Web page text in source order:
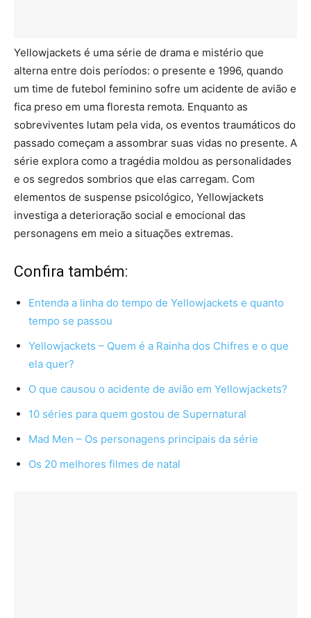
Yellowjackets é uma série de drama e mistério que
alterna entre dois períodos: o presente e 1996, quando
um time de futebol feminino sofre um acidente de avião e
fica preso em uma floresta remota. Enquanto as
sobreviventes lutam pela vida, os eventos traumáticos do
passado começam a assombrar suas vidas no presente. A
série explora como a tragédia moldou as personalidades
e os segredos sombrios que elas carregam. Com
elementos de suspense psicológico, Yellowjackets
investiga a deterioração social e emocional das
personagens em meio a situações extremas.
Confira também:
Entenda a linha do tempo de Yellowjackets e quanto
tempo se passou
Yellowjackets – Quem é a Rainha dos Chifres e o que
ela quer?
O que causou o acidente de avião em Yellowjackets?
10 séries para quem gostou de Supernatural
Mad Men – Os personagens principais da série
Os 20 melhores filmes de natal